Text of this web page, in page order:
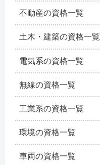
不動産の資格一覧
土木・建築の資格一覧
電気系の資格一覧
無線の資格一覧
工業系の資格一覧
環境の資格一覧
車両の資格一覧